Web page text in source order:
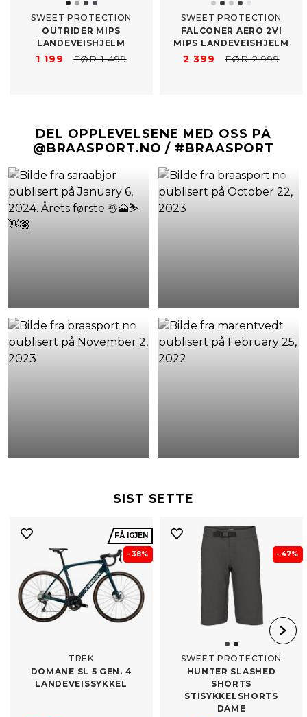
SWEET PROTECTION
OUTRIDER MIPS
LANDEVEISHJELM
1 199 FØR 1 499
SWEET PROTECTION
FALCONER AERO 2VI
MIPS LANDEVEISHJELM
2 399 FØR 2 999
DEL OPPLEVELSENE MED OSS PÅ
@BRAASPORT.NO / #BRAASPORT
SIST SETTE
FÅ IGJEN
- 38%
TREK
DOMANE SL 5 GEN. 4
LANDEVEISSYKKEL
- 47%
SWEET PROTECTION
HUNTER SLASHED
SHORTS
STISYKKELSHORTS
DAME